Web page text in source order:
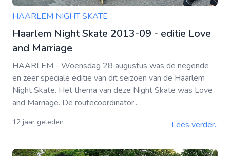
HAARLEM NIGHT SKATE
Haarlem Night Skate 2013-09 - editie Love
and Marriage
HAARLEM - Woensdag 28 augustus was de negende
en zeer speciale editie van dit seizoen van de Haarlem
Night Skate. Het thema van deze Night Skate was Love
and Marriage. De routecoördinator...
12 jaar geleden Lees verder..